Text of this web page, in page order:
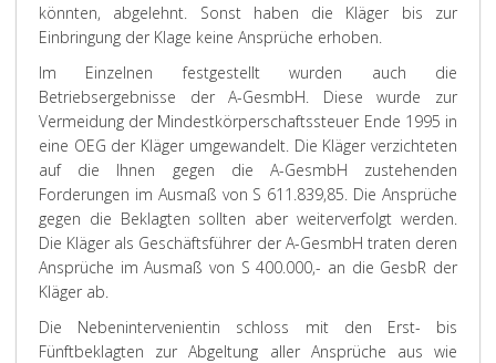
könnten, abgelehnt. Sonst haben die Kläger bis zur
Einbringung der Klage keine Ansprüche erhoben.
Im Einzelnen festgestellt wurden auch die
Betriebsergebnisse der A-GesmbH. Diese wurde zur
Vermeidung der Mindestkörperschaftssteuer Ende 1995 in
eine OEG der Kläger umgewandelt. Die Kläger verzichteten
auf die Ihnen gegen die A-GesmbH zustehenden
Forderungen im Ausmaß von S 611.839,85. Die Ansprüche
gegen die Beklagten sollten aber weiterverfolgt werden.
Die Kläger als Geschäftsführer der A-GesmbH traten deren
Ansprüche im Ausmaß von S 400.000,- an die GesbR der
Kläger ab.
Die Nebenintervenientin schloss mit den Erst- bis
Fünftbeklagten zur Abgeltung aller Ansprüche aus wie